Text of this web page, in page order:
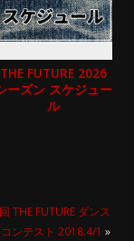
THE FUTURE 2026
ーズン スケジュー
ル
THE FUTURE ダンス
コンテスト 2018.4/1 »